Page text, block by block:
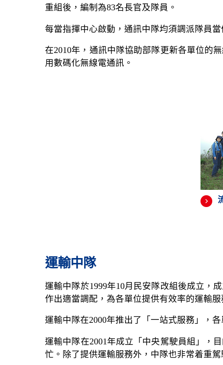
重組後，編制為83名長官及隊員。
每當指揮中心啟動，通訊中隊均須調派隊員
在2010年，通訊中隊協助部隊更新各單位的
用數碼化無線電通訊。
運輸中隊
運輸中隊於1999年10月民安隊改組後成立，
作出適當調配，為各單位提供有效率的運輸
運輸中隊在2000年推出了「一站式服務」，
運輸中隊在2001年成立「中央駕駛員組」，
忙。除了提供運輸服務外，中隊也非常着重